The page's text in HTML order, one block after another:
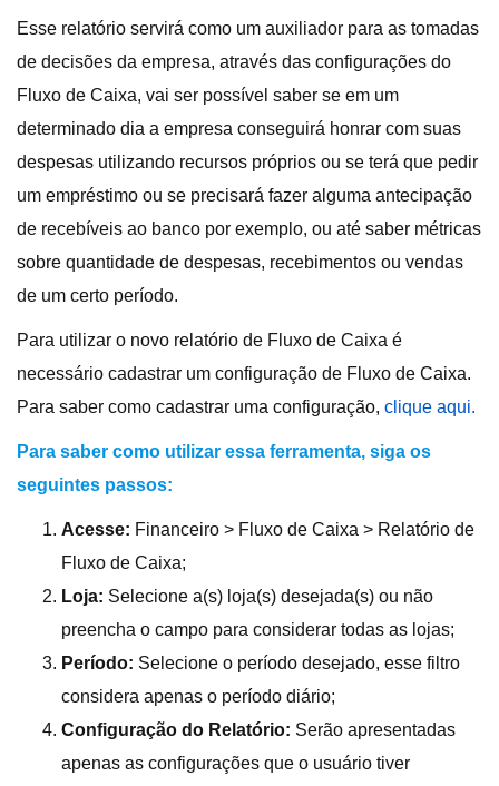
Esse relatório servirá como um auxiliador para as tomadas
de decisões da empresa, através das configurações do
Fluxo de Caixa, vai ser possível saber se em um
determinado dia a empresa conseguirá honrar com suas
despesas utilizando recursos próprios ou se terá que pedir
um empréstimo ou se precisará fazer alguma antecipação
de recebíveis ao banco por exemplo, ou até saber métricas
sobre quantidade de despesas, recebimentos ou vendas
de um certo período.
Para utilizar o novo relatório de Fluxo de Caixa é
necessário cadastrar um configuração de Fluxo de Caixa.
Para saber como cadastrar uma configuração, clique aqui.
Para saber como utilizar essa ferramenta, siga os
seguintes passos:
Acesse: Financeiro > Fluxo de Caixa > Relatório de
Fluxo de Caixa;
Loja: Selecione a(s) loja(s) desejada(s) ou não
preencha o campo para considerar todas as lojas;
Período: Selecione o período desejado, esse filtro
considera apenas o período diário;
Configuração do Relatório: Serão apresentadas
apenas as configurações que o usuário tiver